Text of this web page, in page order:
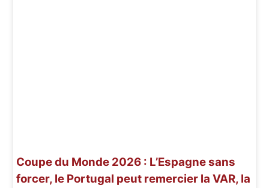
Coupe du Monde 2026 : L’Espagne sans
forcer, le Portugal peut remercier la VAR, la